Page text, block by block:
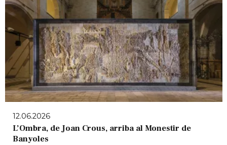
12.06.2026
L’Ombra, de Joan Crous, arriba al Monestir de
Banyoles